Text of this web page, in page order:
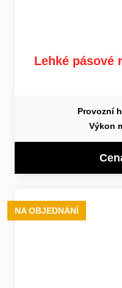
Lehké pásové
Provozní
Výkon
NA OBJEDNÁNÍ